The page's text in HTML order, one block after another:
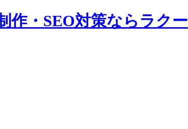
作・SEO対策ならラクー